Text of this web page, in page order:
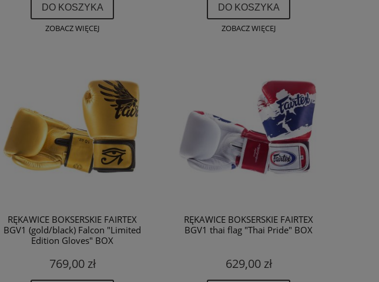
DO KOSZYKA
ZOBACZ WIĘCEJ
DO KOSZYKA
ZOBACZ WIĘCEJ
RĘKAWICE BOKSERSKIE FAIRTEX
BGV1 (gold/black) Falcon "Limited
Edition Gloves" BOX
769,00 zł
RĘKAWICE BOKSERSKIE FAIRTEX
BGV1 thai flag "Thai Pride" BOX
629,00 zł